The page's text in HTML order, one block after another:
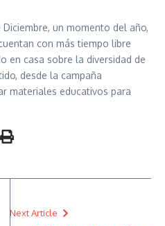
un momento del año,
con más tiempo libre
en casa sobre la diversidad de
desde la campaña
materiales educativos para
Next Article